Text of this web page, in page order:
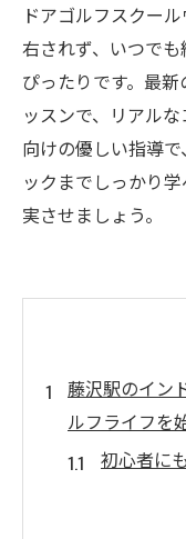
ドアゴルフスクー
右されず、いつで
ぴったりです。最
ッスンで、リアル
向けの優しい指導
ックまでしっかり
実させましょう。
藤沢駅のイン
ルフライフを
初心者に
ゴルフを